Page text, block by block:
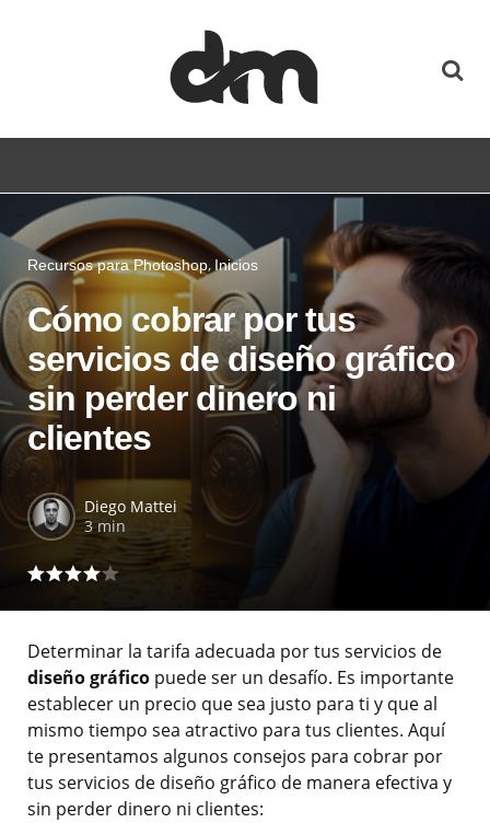
Recursos para Photoshop Inicios
Cómo cobrar por tus
servicios de diseño gráfico
sin perder dinero ni
clientes
Diego Mattei
3 min
Determinar la tarifa adecuada por tus servicios de
diseño gráfico puede ser un desafío. Es importante
establecer un precio que sea justo para ti y que al
mismo tiempo sea atractivo para tus clientes. Aquí
te presentamos algunos consejos para cobrar por
tus servicios de diseño gráfico de manera efectiva y
sin perder dinero ni clientes: